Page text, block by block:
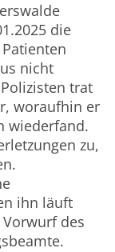
die
nicht
trat
woraufhin er
wiederfand.
zu,
ihn läuft
des